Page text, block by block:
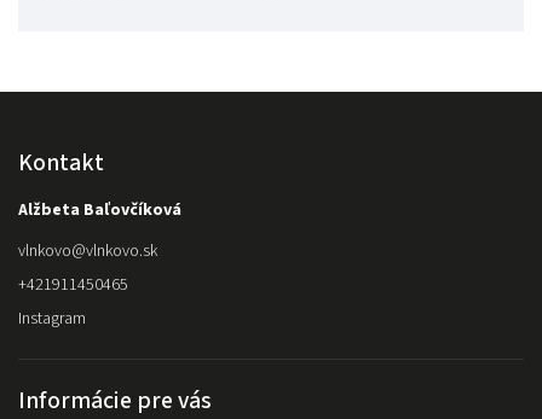
Kontakt
Alžbeta Baľovčíková
vlnkovo@vlnkovo.sk
+421911450465
Instagram
Informácie pre vás